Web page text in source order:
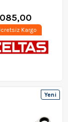
Kargo
Yeni